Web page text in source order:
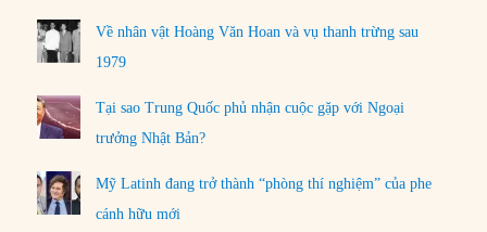
Về nhân vật Hoàng Văn Hoan và vụ thanh trừng sau
1979
Tại sao Trung Quốc phủ nhận cuộc gặp với Ngoại
trưởng Nhật Bản?
Mỹ Latinh đang trở thành “phòng thí nghiệm” của phe
cánh hữu mới